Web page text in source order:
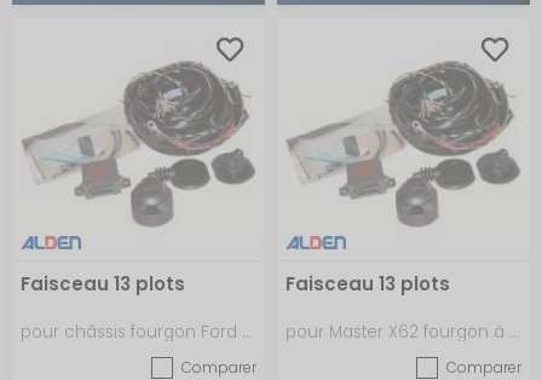
Faisceau 13 plots
pour châssis fourgon Ford à partir de 2016
Comparer
Faisceau 13 plots
pour Master X62 fourgon à partir de 06/2010
Comparer